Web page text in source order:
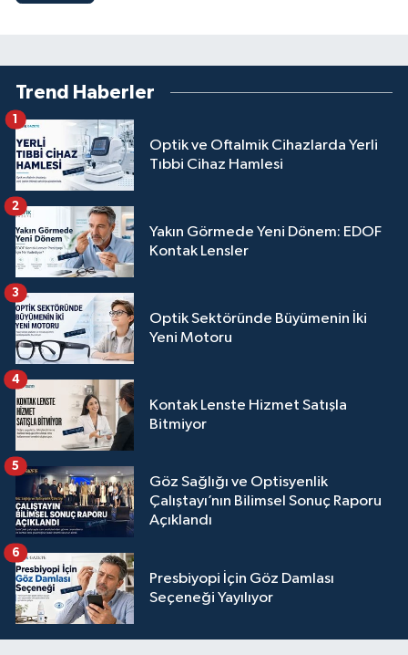
Trend Haberler
Optik ve Oftalmik Cihazlarda Yerli
Tıbbi Cihaz Hamlesi
1
Yakın Görmede Yeni Dönem: EDOF
Kontak Lensler
2
Optik Sektöründe Büyümenin İki
Yeni Motoru
3
Kontak Lenste Hizmet Satışla
Bitmiyor
4
Göz Sağlığı ve Optisyenlik
Çalıştayı’nın Bilimsel Sonuç Raporu
Açıklandı
5
Presbiyopi İçin Göz Damlası
Seçeneği Yayılıyor
6